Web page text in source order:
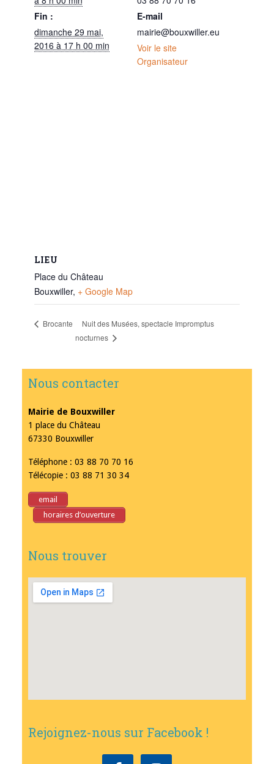
Fin :
dimanche 29 mai,
2016 à 17 h 00 min
E-mail
mairie@bouxwiller.eu
Voir le site
Organisateur
LIEU
Place du Château
Bouxwiller, + Google Map
Brocante
Nuit des Musées, spectacle Impromptus
nocturnes
Nous contacter
Mairie de Bouxwiller
1 place du Château
67330 Bouxwiller
Téléphone : 03 88 70 70 16
Télécopie : 03 88 71 30 34
email
horaires d’ouverture
Nous trouver
Rejoignez-nous sur Facebook !